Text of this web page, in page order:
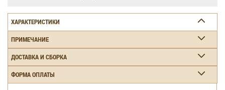
ХАРАКТЕРИСТИКИ
ПРИМЕЧАНИЕ
ДОСТАВКА И СБОРКА
ФОРМА ОПЛАТЫ